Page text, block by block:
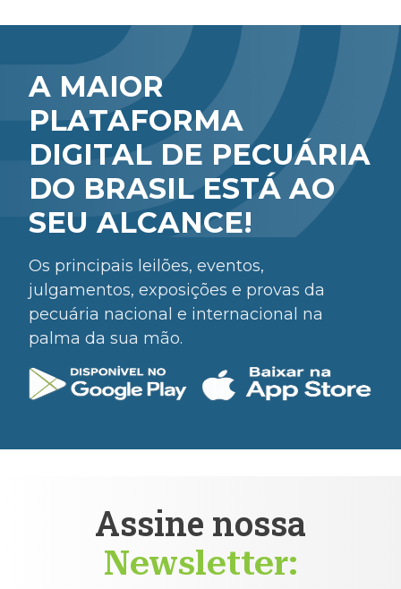
A MAIOR
PLATAFORMA
DIGITAL DE PECUÁRIA
DO BRASIL ESTÁ AO
SEU ALCANCE!
Os principais leilões, eventos,
julgamentos, exposições e provas da
pecuária nacional e internacional na
palma da sua mão.
Assine nossa
Newsletter: